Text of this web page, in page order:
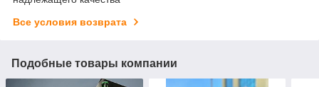
Все условия возврата
Подобные товары компании